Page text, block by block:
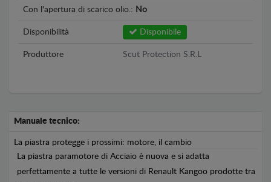
Con l'apertura di scarico olio.: No
Disponibilità Disponibile
Produttore Scut Protection S.R.L
Manuale tecnico:
La piastra protegge i prossimi: motore, il cambio
La piastra paramotore di Acciaio è nuova e si adatta
perfettamente a tutte le versioni di Renault Kangoo prodotte tra